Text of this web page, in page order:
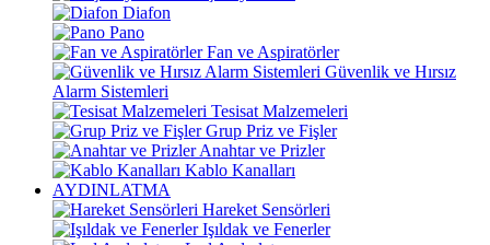
Diafon
Pano
Fan ve Aspiratörler
Güvenlik ve Hırsız
Alarm Sistemleri
Tesisat Malzemeleri
Grup Priz ve Fişler
Anahtar ve Prizler
Kablo Kanalları
AYDINLATMA
Hareket Sensörleri
Işıldak ve Fenerler